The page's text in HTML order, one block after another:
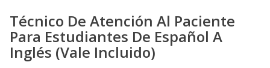
Técnico De Atención Al Paciente
Para Estudiantes De Español A
Inglés (Vale Incluido)